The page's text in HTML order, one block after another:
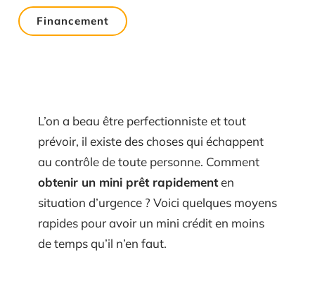
Financement
L’on a beau être perfectionniste et tout
prévoir, il existe des choses qui échappent
au contrôle de toute personne. Comment
obtenir un mini prêt rapidementen
situation d’urgence ? Voici quelques moyens
rapides pour avoir un mini crédit en moins
de temps qu’il n’en faut.